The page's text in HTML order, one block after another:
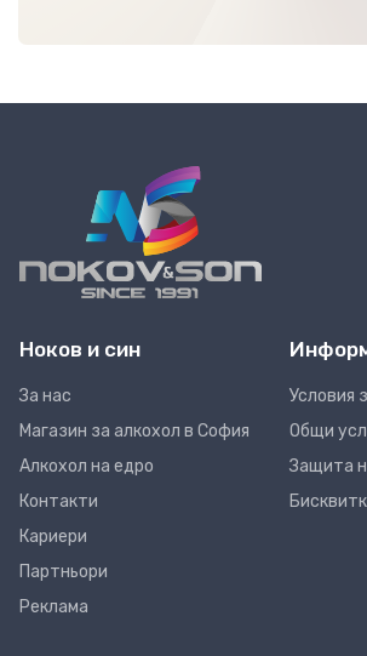
Ноков и син
За нас
Магазин за алкохол в София
Алкохол на едро
Контакти
Кариери
Партньори
Реклама
Условия
Общи
Защита